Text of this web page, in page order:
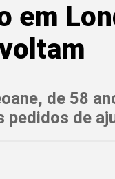
de 58
pedidos de